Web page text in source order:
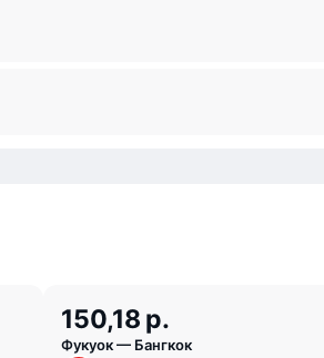
150,18 р.
Фукуок — Бангкок